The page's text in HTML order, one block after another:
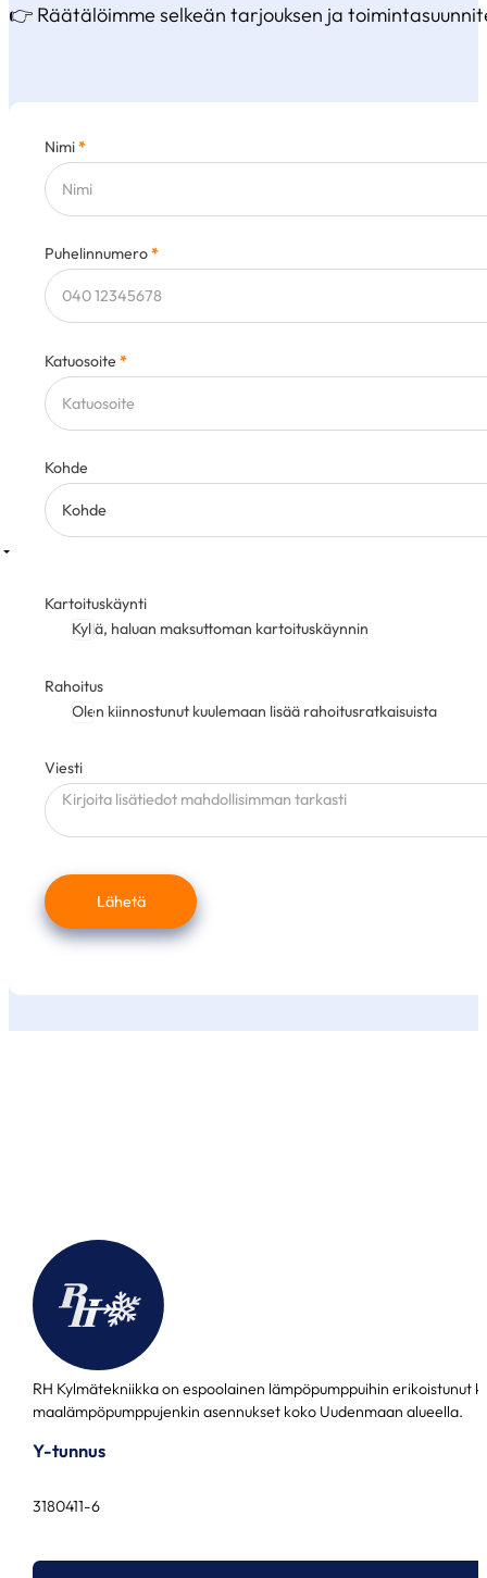
👉 Räätälöimme selkeän tarjouksen ja
Nimi*
Puhelinnumero*
Katuosoite*
Kohde
Kartoituskäynti
Kyllä, haluan maksuttoman kartoituskäynnin
Rahoitus
Olen kiinnostunut kuulemaan lisää rahoitusratkaisuista
Viesti
Lähetä
RH Kylmätekniikka on espoolainen lämpöpumppuihin
maalämpöpumppujenkin asennukset koko Uudenmaan alueella.
Y-tunnus
3180411-6